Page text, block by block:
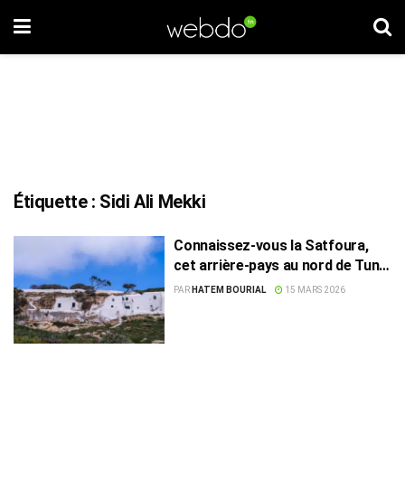
Étiquette : Sidi Ali Mekki
Connaissez-vous la Satfoura,
cet arrière-pays au nord de Tunis
?
PAR HATEM BOURIAL 15 MARS 2026